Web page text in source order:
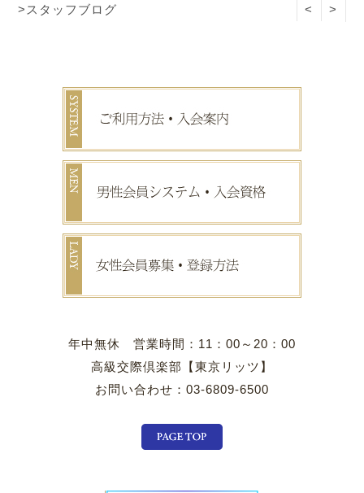
>スタッフブログ < >
年中無休 営業時間：11：00～20：00
高級交際倶楽部【東京リッツ】
お問い合わせ：03-6809-6500